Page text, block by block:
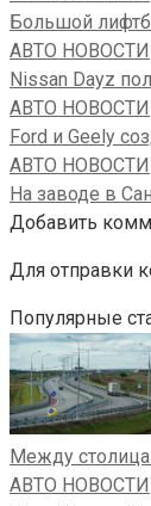
Большой
АВТО НОВОСТИ
Nissan Dayz
АВТО НОВОСТИ
Ford и Geely
АВТО НОВОСТИ
На заводе в
Добавить
Для отправки
Популярные
Между
АВТО НОВОСТИ